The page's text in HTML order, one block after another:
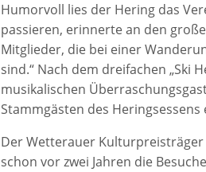
Humorvoll lies der Hering das
passieren, erinnerte an den
Mitglieder, die bei einer
sind.“ Nach dem dreifachen „Ski
musikalischen
Stammgästen des
Der Wetterauer
schon vor zwei Jahren die